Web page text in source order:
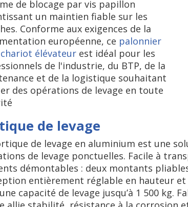
de blocage par vis papillon
un maintien fiable sur les
Conforme aux exigences de la
européenne, ce palonnier
élévateur est idéal pour les
de l'industrie, du BTP, de la
et de la logistique souhaitant
des opérations de levage en toute
de levage
de levage en aluminium est une
de levage ponctuelles. Facile à
démontables : deux montants
entièrement réglable en hauteur
capacité de levage jusqu’à 1 500 kg.